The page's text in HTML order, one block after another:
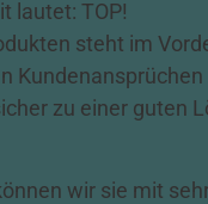
lautet: TOP!
steht im
zu einer guten
wir sie mit